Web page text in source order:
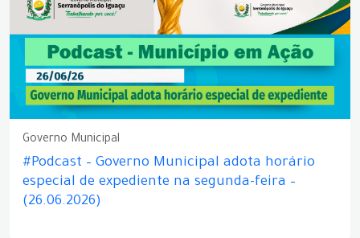
Governo Municipal
#Podcast – Governo Municipal adota horário
especial de expediente na segunda-feira –
(26.06.2026)